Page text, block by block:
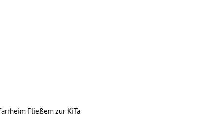
Fließem zur KiTa